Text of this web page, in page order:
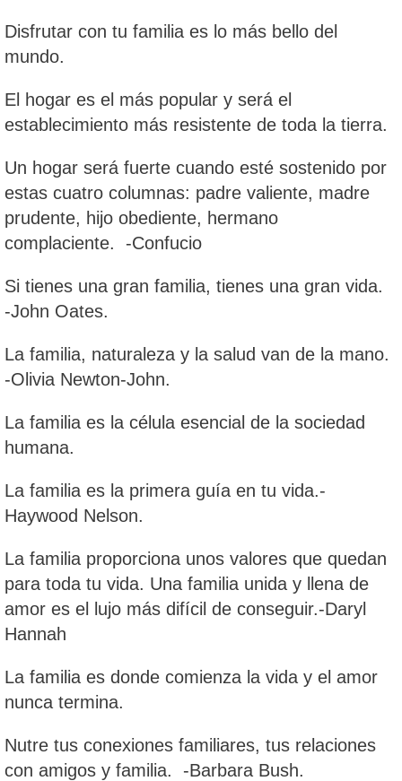
Disfrutar con tu familia es lo más bello del
mundo.
El hogar es el más popular y será el
establecimiento más resistente de toda la tierra.
Un hogar será fuerte cuando esté sostenido por
estas cuatro columnas: padre valiente, madre
prudente, hijo obediente, hermano
complaciente. -Confucio
Si tienes una gran familia, tienes una gran vida.
-John Oates.
La familia, naturaleza y la salud van de la mano.
-Olivia Newton-John.
La familia es la célula esencial de la sociedad
humana.
La familia es la primera guía en tu vida.-
Haywood Nelson.
La familia proporciona unos valores que quedan
para toda tu vida. Una familia unida y llena de
amor es el lujo más difícil de conseguir.-Daryl
Hannah
La familia es donde comienza la vida y el amor
nunca termina.
Nutre tus conexiones familiares, tus relaciones
con amigos y familia. -Barbara Bush.